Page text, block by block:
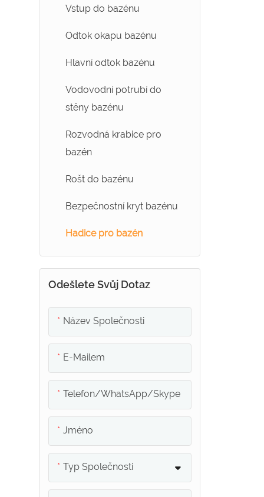
Dávkovač chloru do
bazénu
bazénu
Teleskopické tyče do
bazénu
Teploměr do bazénu
Vstup do bazénu
Odtok okapu bazénu
Hlavní odtok bazénu
Vodovodní potrubí do
stěny bazénu
Rozvodná krabice pro
bazén
Rošt do bazénu
Bezpečnostní kryt bazénu
Hadice pro bazén
Odešlete Svůj Dotaz
Název Společnosti
E-Mailem
Telefon/whatsApp/skype
Jméno
Typ Společnosti